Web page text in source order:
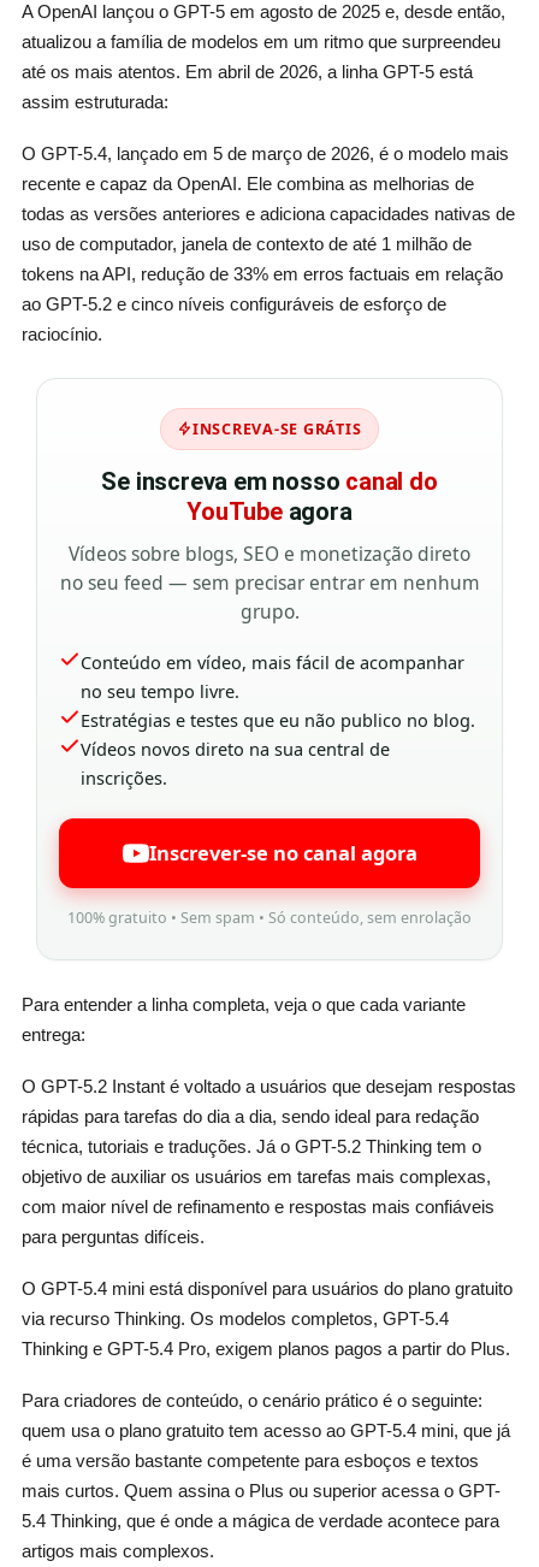
A OpenAI lançou o GPT-5 em agosto de 2025 e, desde então,
atualizou a família de modelos em um ritmo que surpreendeu
até os mais atentos. Em abril de 2026, a linha GPT-5 está
assim estruturada:
O GPT-5.4, lançado em 5 de março de 2026, é o modelo mais
recente e capaz da OpenAI. Ele combina as melhorias de
todas as versões anteriores e adiciona capacidades nativas de
uso de computador, janela de contexto de até 1 milhão de
tokens na API, redução de 33% em erros factuais em relação
ao GPT-5.2 e cinco níveis configuráveis de esforço de
raciocínio.
INSCREVA-SE GRÁTIS
Se inscreva em nosso canal do
YouTubeagora
Vídeos sobre blogs, SEO e monetização direto
no seu feed — sem precisar entrar em nenhum
grupo.
Conteúdo em vídeo, mais fácil de acompanhar
no seu tempo livre.
Estratégias e testes que eu não publico no blog.
Vídeos novos direto na sua central de
inscrições.
Inscrever-se no canal agora
100% gratuito • Sem spam • Só conteúdo, sem enrolação
Para entender a linha completa, veja o que cada variante
entrega:
O GPT-5.2 Instant é voltado a usuários que desejam respostas
rápidas para tarefas do dia a dia, sendo ideal para redação
técnica, tutoriais e traduções. Já o GPT-5.2 Thinking tem o
objetivo de auxiliar os usuários em tarefas mais complexas,
com maior nível de refinamento e respostas mais confiáveis
para perguntas difíceis.
O GPT-5.4 mini está disponível para usuários do plano gratuito
via recurso Thinking. Os modelos completos, GPT-5.4
Thinking e GPT-5.4 Pro, exigem planos pagos a partir do Plus.
Para criadores de conteúdo, o cenário prático é o seguinte:
quem usa o plano gratuito tem acesso ao GPT-5.4 mini, que já
é uma versão bastante competente para esboços e textos
mais curtos. Quem assina o Plus ou superior acessa o GPT-
5.4 Thinking, que é onde a mágica de verdade acontece para
artigos mais complexos.